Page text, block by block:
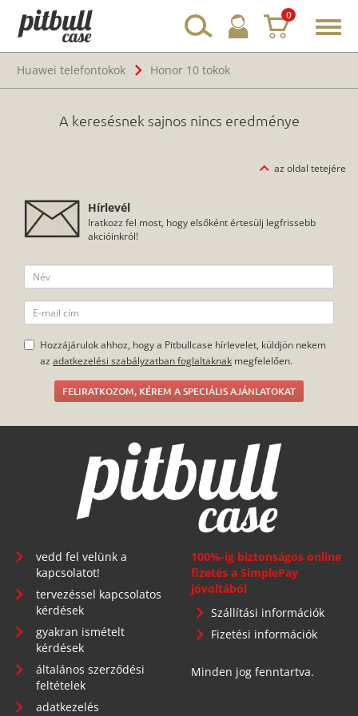
0
Huawei telefontokok
Honor 10 tokok
A keresésnek sajnos nincs eredménye
az oldal tetejére
Hírlevél
Iratkozz fel most, hogy elsőként értesülj legfrissebb
akcióinkról!
Hozzájárulok ahhoz, hogy a Pitbullcase hírlevelet, küldjön nekem
az adatkezelési szabályzatban foglaltaknak megfelelően.
FELIRATKOZOM, KÉREM A SPECIÁLIS AJÁNLATOKAT
vedd fel velünk a
kapcsolatot!
tervezéssel kapcsolatos
kérdések
gyakran ismételt
kérdések
általános szerződési
feltételek
adatkezelés
100%-ig biztonságos online
fizetés a SimplePay
jóvoltából
Szállítási információk
Fizetési információk
Minden jog fenntartva.